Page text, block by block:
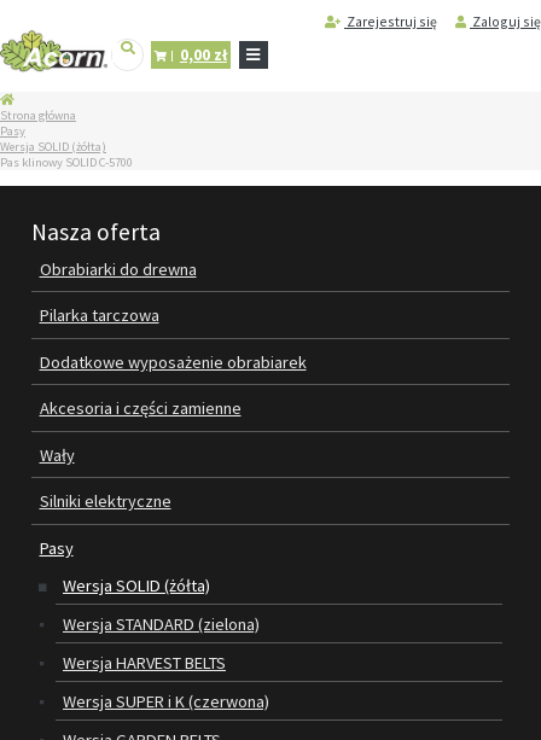
Zarejestruj się Zaloguj się
0,00 zł
STRONA
GŁÓWNA
SERWIS
MASZYN
OBRABIARKI DO DREWNA
DODATKOWE WYPOSAŻENIE
OBRABIAREK
AKCESORIA I CZĘŚCI ZAMIENNE
WAŁY
SILNIKI ELEKTRYCZNE
PIŁY TARCZOWE
Strona główna
Pasy
Wersja SOLID (żółta)
Pas klinowy SOLID C-5700
Nasza oferta
Obrabiarki do drewna
Pilarka tarczowa
Dodatkowe wyposażenie obrabiarek
Akcesoria i części zamienne
Wały
Silniki elektryczne
Pasy
Wersja SOLID (żółta)
Wersja STANDARD (zielona)
Wersja HARVEST BELTS
Wersja SUPER i K (czerwona)